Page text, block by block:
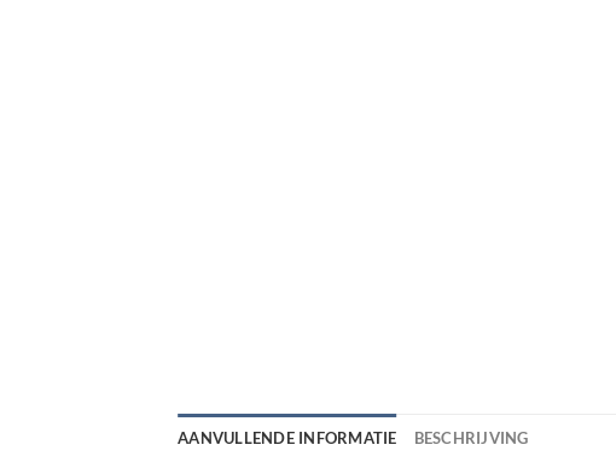
AANVULLENDE INFORMATIE BESCHRIJVING